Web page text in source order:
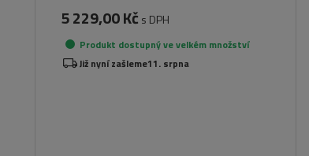
5 229,00 Kč s DPH
Produkt dostupný ve velkém množství
Již nyní zašleme11. srpna